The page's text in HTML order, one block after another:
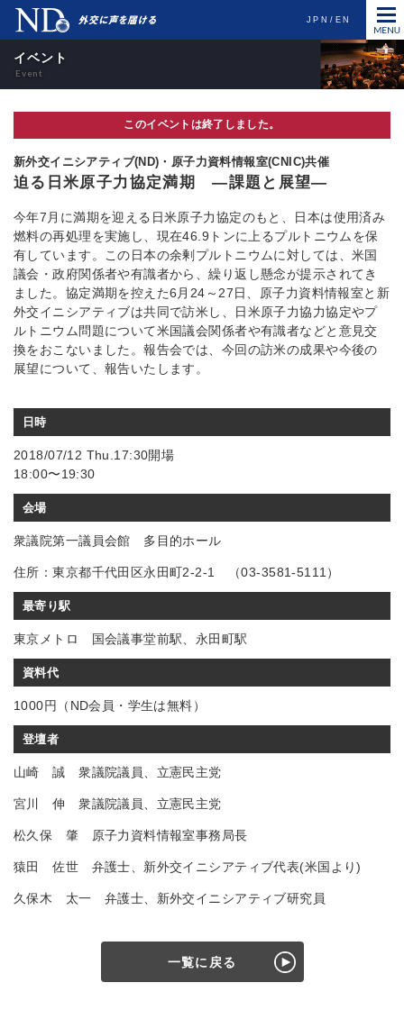
JPN EN
イベント
このイベントは終了しました。
新外交イニシアティブ(ND)・原子力資料情報室(CNIC)共催
迫る日米原子力協定満期 ―課題と展望―
今年7月に満期を迎える日米原子力協定のもと、日本は使用済み
燃料の再処理を実施し、現在46.9トンに上るプルトニウムを保
有しています。この日本の余剰プルトニウムに対しては、米国
議会・政府関係者や有識者から、繰り返し懸念が提示されてき
ました。協定満期を控えた6月24～27日、原子力資料情報室と新
外交イニシアティブは共同で訪米し、日米原子力協力協定やプ
ルトニウム問題について米国議会関係者や有識者などと意見交
換をおこないました。報告会では、今回の訪米の成果や今後の
展望について、報告いたします。
日時
2018/07/12 Thu.17:30開場
18:00〜19:30
会場
衆議院第一議員会館 多目的ホール
住所：東京都千代田区永田町2-2-1 （03-3581-5111）
最寄り駅
東京メトロ 国会議事堂前駅、永田町駅
資料代
1000円（ND会員・学生は無料）
登壇者
山崎 誠 衆議院議員、立憲民主党
宮川 伸 衆議院議員、立憲民主党
松久保 肇 原子力資料情報室事務局長
猿田 佐世 弁護士、新外交イニシアティブ代表(米国より)
久保木 太一 弁護士、新外交イニシアティブ研究員
一覧に戻る